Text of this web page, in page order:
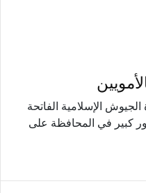
الجيوش الإسلامية الفاتحة
كبير في المحافظة على